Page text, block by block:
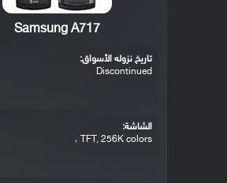
Samsung A717
تاريخ نزوله الأسواق:
Discontinued
الشاشة:
TFT, 256K colors ،